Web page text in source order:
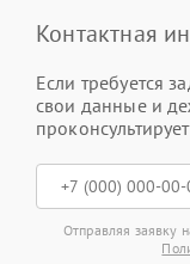
Контактная
Если требуется
свои данные и
Отправляя заявку